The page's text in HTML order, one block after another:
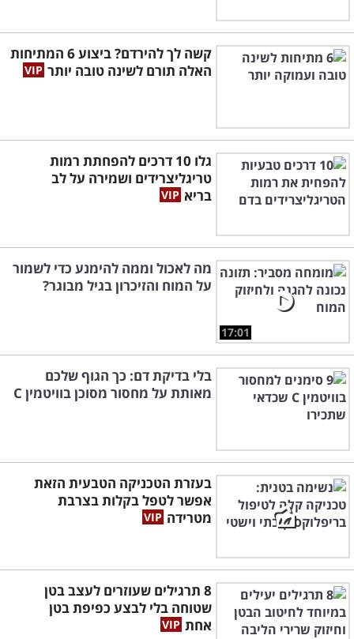
קשה לך להירדם? ביצוע 6 המתיחות
האלה תורם לשינה טובה יותר
גלו 10 דרכים להפחתת רמות
טריגליצרידים ושמירה על לב
בריא
17:01
מה לאכול וממה להימנע כדי לשמור
על המוח והזיכרון בגיל מבוגר?
בלי בדיקת דם: כך הגוף שלכם
מאותת על מחסור מסוכן בוויטמין C
בעזרת הטכניקה הטבעית הזאת
אפשר לטפל בקלות בצרבת
מטרידה
8 תרגילים שעוזרים לעצב בטן
שטוחה בלי לבצע כפיפת בטן
אחת